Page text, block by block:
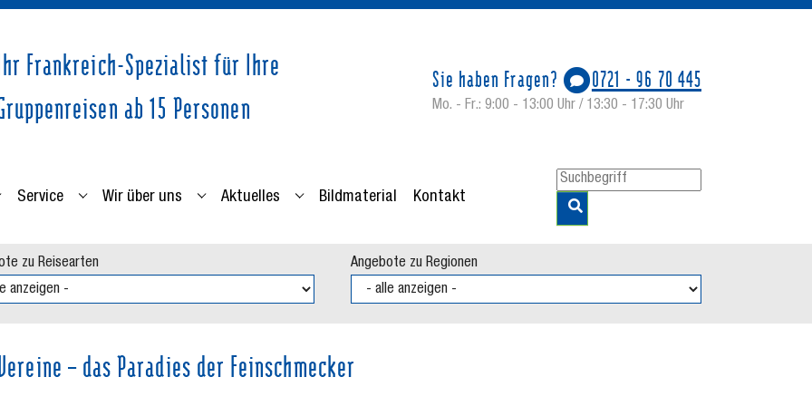
Frankreich-Spezialist für Ihre
ab 15 Personen
Sie haben Fragen? 0721 - 96 70 445
Mo. - Fr.: 9:00 - 13:00 Uhr / 13:30 - 17:30 Uhr
for "Info zu Regionen"
Service Submenu for "Service"
Wir über uns Submenu for "Wir über uns"
Aktuelles Submenu for "Aktuelles"
Bildmaterial Kontakt
zu Reisearten Angebote zu Regionen
– das Paradies der Feinschmecker